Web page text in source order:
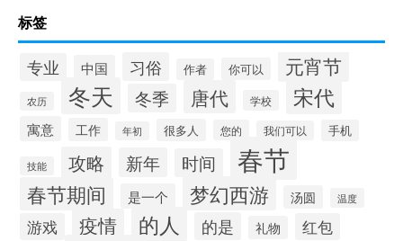
标签
专业 中国 习俗 作者 你可以 元宵节
农历 冬天 冬季 唐代 学校 宋代
寓意 工作 年初 很多人 您的 我们可以 手机
技能 攻略 新年 时间 春节
春节期间 是一个 梦幻西游 汤圆 温度
游戏 疫情 的人 的是 礼物 红包